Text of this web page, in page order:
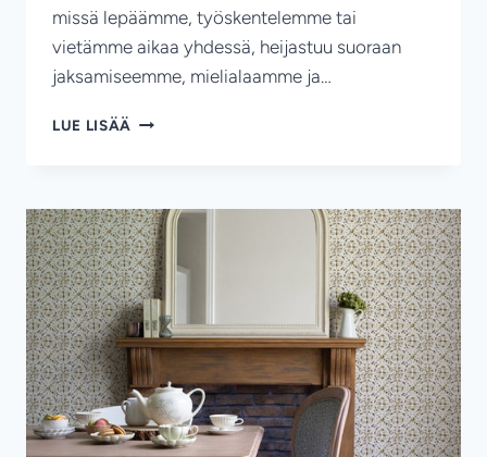
missä lepäämme, työskentelemme tai
vietämme aikaa yhdessä, heijastuu suoraan
jaksamiseemme, mielialaamme ja…
LUE LISÄÄ PIENET
–
KOTI,
JOKA
ALKAA
TUKEA
ELÄMÄÄSI